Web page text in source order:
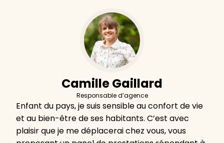
Camille Gaillard
Responsable d’agence
Enfant du pays, je suis sensible au confort de vie
et au bien-être de ses habitants. C’est avec
plaisir que je me déplacerai chez vous, vous